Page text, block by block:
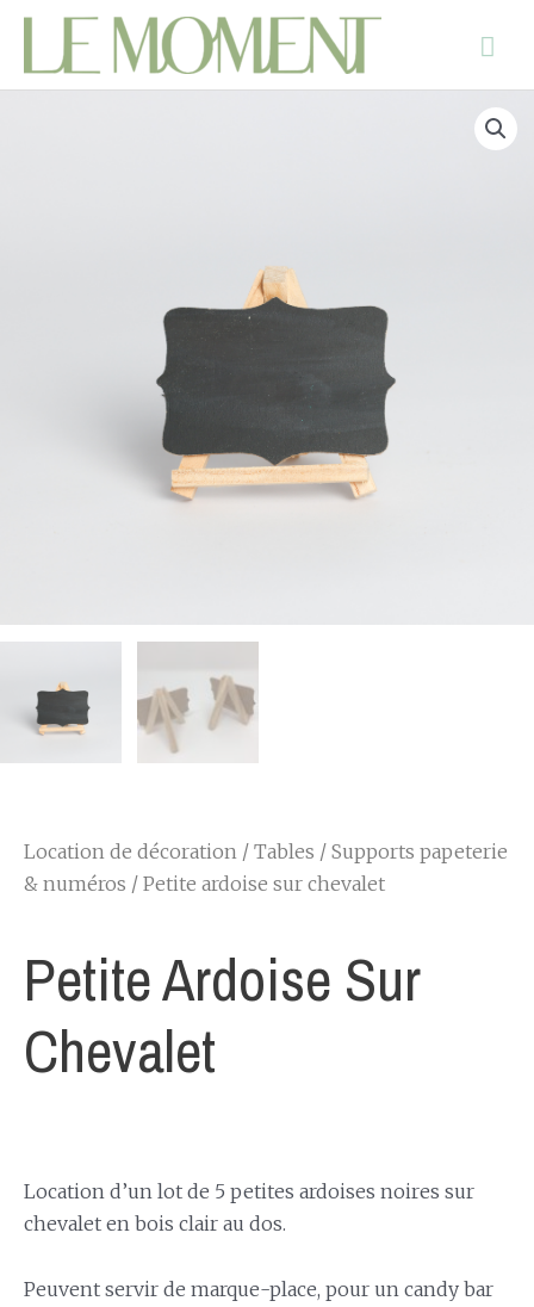
Location de décoration / Tables / Supports papeterie
& numéros / Petite ardoise sur chevalet
Petite Ardoise Sur
Chevalet
Location d’un lot de 5 petites ardoises noires sur
chevalet en bois clair au dos.
Peuvent servir de marque-place, pour un candy bar